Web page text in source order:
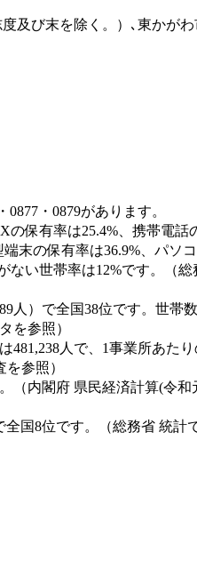
及び末を除く。）､東かが
・0879があります。
の保有率は25.4%、携帯電話
末の保有率は36.9%、パソ
ない世帯率は12%です。（総
人）で全国38位です。世帯
を参照）
481,238人で、1事業所あた
参照）
（内閣府 県民経済計算(令和
国8位です。（総務省 統計